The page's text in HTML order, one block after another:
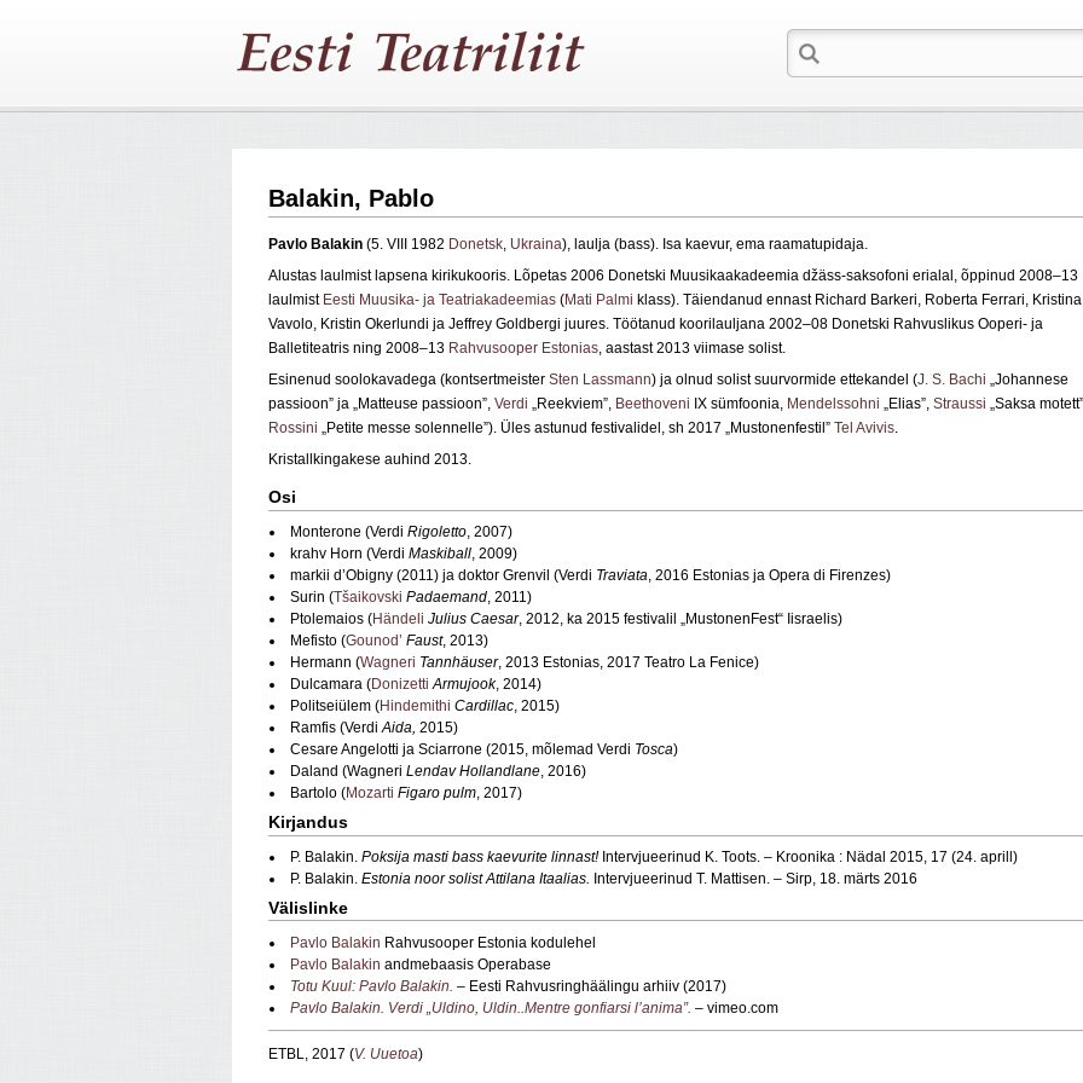
Balakin, Pablo
Pavlo Balakin (5. VIII 1982 Donetsk, Ukraina), laulja (bass). Isa kaevur, ema raamatupidaja.
Alustas laulmist lapsena kirikukooris. Lõpetas 2006 Donetski Muusikaakadeemia džäss-saksofoni erialal, õppinud 2008–13
laulmist Eesti Muusika- ja Teatriakadeemias (Mati Palmi klass). Täiendanud ennast Richard Barkeri, Roberta Ferrari, Kristina
Vavolo, Kristin Okerlundi ja Jeffrey Goldbergi juures. Töötanud koorilauljana 2002–08 Donetski Rahvuslikus Ooperi- ja
Balletiteatris ning 2008–13 Rahvusooper Estonias, aastast 2013 viimase solist.
Esinenud soolokavadega (kontsertmeister Sten Lassmann) ja olnud solist suurvormide ettekandel (J. S. Bachi „Johannese
passioon” ja „Matteuse passioon”, Verdi „Reekviem”, Beethoveni IX sümfoonia, Mendelssohni „Elias”, Straussi „Saksa
Rossini „Petite messe solennelle”). Üles astunud festivalidel, sh 2017 „Mustonenfestil” Tel Avivis.
Kristallkingakese auhind 2013.
Osi
Monterone (Verdi Rigoletto, 2007)
krahv Horn (Verdi Maskiball, 2009)
markii d’Obigny (2011) ja doktor Grenvil (Verdi Traviata, 2016 Estonias ja Opera di Firenzes)
Surin (Tšaikovski Padaemand, 2011)
Ptolemaios (Händeli Julius Caesar, 2012, ka 2015 festivalil „MustonenFest“ Iisraelis)
Mefisto (Gounod’ Faust, 2013)
Hermann (Wagneri Tannhäuser, 2013 Estonias, 2017 Teatro La Fenice)
Dulcamara (Donizetti Armujook, 2014)
Politseiülem (Hindemithi Cardillac, 2015)
Ramfis (VerdiAida, 2015)
Cesare Angelotti ja Sciarrone (2015, mõlemad Verdi Tosca)
Daland (Wagneri Lendav Hollandlane, 2016)
Bartolo (Mozarti Figaro pulm, 2017)
Kirjandus
P. Balakin. Poksija masti bass kaevurite linnast!Intervjueerinud K. Toots. – Kroonika : Nädal 2015, 17 (24. aprill)
P. Balakin. Estonia noor solist Attilana Itaalias. Intervjueerinud T. Mattisen. – Sirp, 18. märts 2016
Välislinke
Pavlo Balakin Rahvusooper Estonia kodulehel
Pavlo Balakin andmebaasis Operabase
Totu Kuul: Pavlo Balakin. – Eesti Rahvusringhäälingu arhiiv (2017)
Pavlo Balakin. Verdi „Uldino, Uldin..Mentre gonfiarsi l’anima”. – vimeo.com
ETBL, 2017 (V. Uuetoa)